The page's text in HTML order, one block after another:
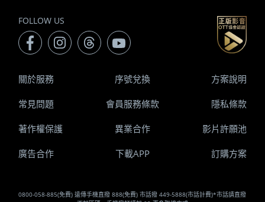
FOLLOW US
0800-058-885(免費) 遠傳手機直撥 888(免費) 市話撥 449-5888(市話計費)*市話請直撥
關於服務 序號兌換 方案說明
常見問題 會員服務條款 隱私條款
著作權保護 異業合作 影片許願池
廣告合作 下載APP 訂購方案